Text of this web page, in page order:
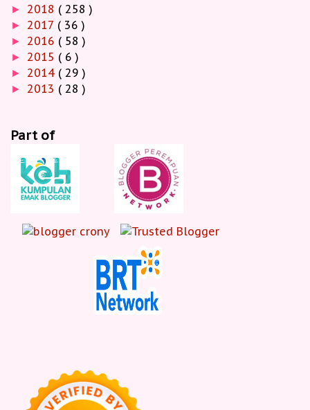
► 2018 ( 258 )
► 2017 ( 36 )
► 2016 ( 58 )
► 2015 ( 6 )
► 2014 ( 29 )
► 2013 ( 28 )
Part of